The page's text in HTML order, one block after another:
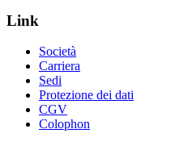
Link
Società
Carriera
Sedi
Protezione dei dati
CGV
Colophon